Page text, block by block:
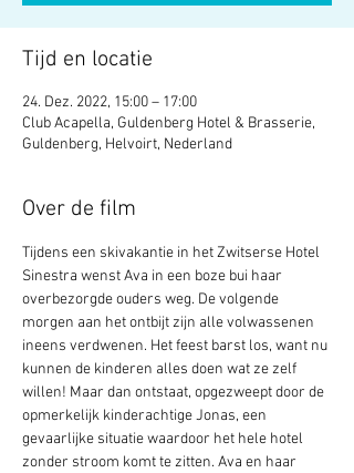
Tijd en locatie
24. Dez. 2022, 15:00 – 17:00
Club Acapella, Guldenberg Hotel & Brasserie,
Guldenberg, Helvoirt, Nederland
Over de film
Tijdens een skivakantie in het Zwitserse Hotel
Sinestra wenst Ava in een boze bui haar
overbezorgde ouders weg. De volgende
morgen aan het ontbijt zijn alle volwassenen
ineens verdwenen. Het feest barst los, want nu
kunnen de kinderen alles doen wat ze zelf
willen! Maar dan ontstaat, opgezweept door de
opmerkelijk kinderachtige Jonas, een
gevaarlijke situatie waardoor het hele hotel
zonder stroom komt te zitten. Ava en haar